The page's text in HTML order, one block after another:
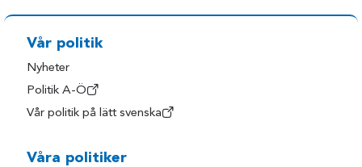
Vår politik
Nyheter
Politik A-Ö
Vår politik på lätt svenska
Våra politiker